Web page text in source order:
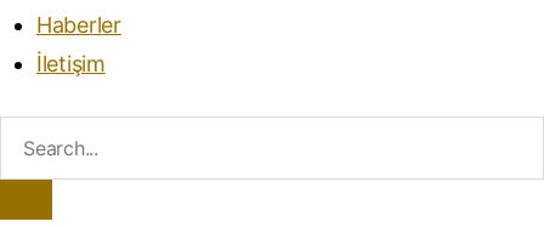
Haberler
İletişim